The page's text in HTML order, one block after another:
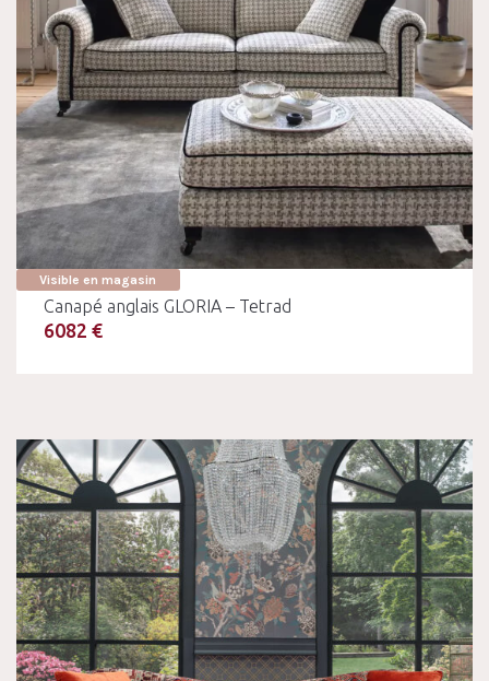
Visible en magasin
Canapé anglais GLORIA – Tetrad
6082 €